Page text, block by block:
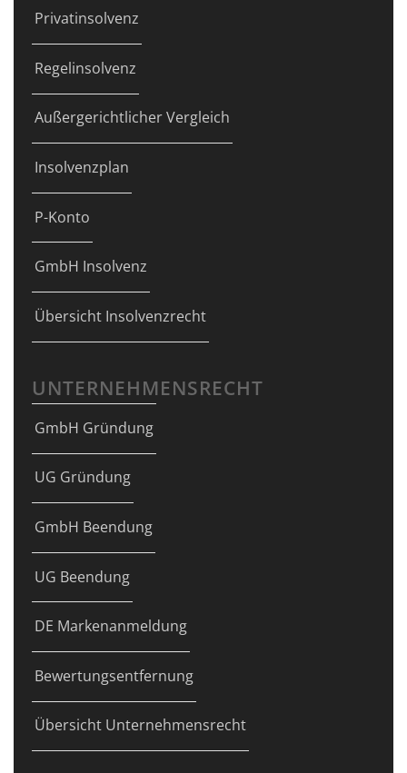
Privatinsolvenz
Regelinsolvenz
Außergerichtlicher Vergleich
Insolvenzplan
P-Konto
GmbH Insolvenz
Übersicht Insolvenzrecht
UNTERNEHMENSRECHT
GmbH Gründung
UG Gründung
GmbH Beendung
UG Beendung
DE Markenanmeldung
Bewertungsentfernung
Übersicht Unternehmensrecht